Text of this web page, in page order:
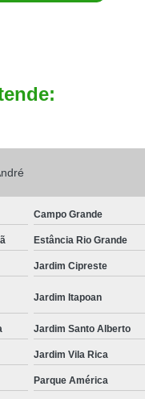
Campo Grande
Estância Rio Grande
Jardim Cipreste
Jardim Itapoan
Jardim Santo Alberto
Jardim Vila Rica
Parque América